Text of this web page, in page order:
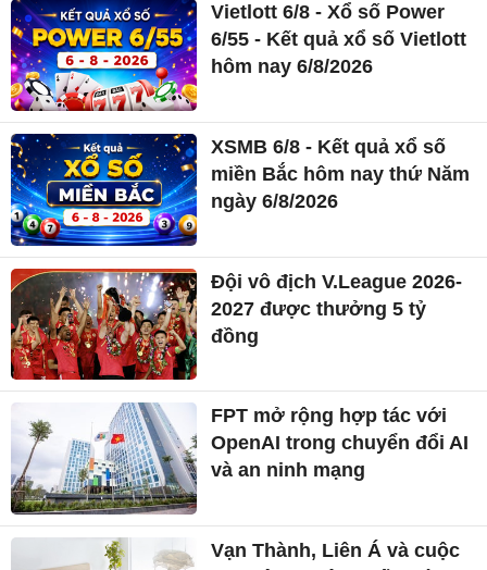
Vietlott 6/8 - Xổ số Power
6/55 - Kết quả xổ số Vietlott
hôm nay 6/8/2026
XSMB 6/8 - Kết quả xổ số
miền Bắc hôm nay thứ Năm
ngày 6/8/2026
Đội vô địch V.League 2026-
2027 được thưởng 5 tỷ
đồng
FPT mở rộng hợp tác với
OpenAI trong chuyển đổi AI
và an ninh mạng
Vạn Thành, Liên Á và cuộc